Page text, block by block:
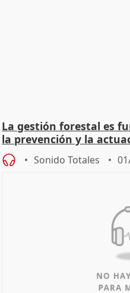
La gestión forestal es
la prevención y la
Sonido Totales